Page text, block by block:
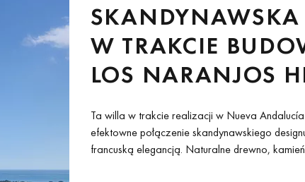
W TRAKCIE
LOS NARANJOS
CLUB, MARBELLA
Ta willa w trakcie realizacji w Nueva
efektowne połączenie skandynawskiego
francuską elegancją. Naturalne drewno,